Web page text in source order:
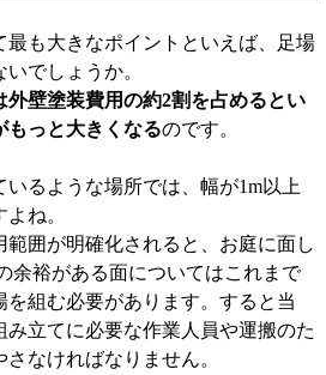
も大きなポイントといえば、足場
でしょうか。
外壁塗装費用の約2割を占めるとい
もっと大きくなるのです。
るような場所では、幅が1m以上
ね。
囲が明確化されると、お庭に面し
余裕がある面についてはこれまで
を組む必要があります。すると当
立てに必要な作業人員や運搬のた
なければなりません。